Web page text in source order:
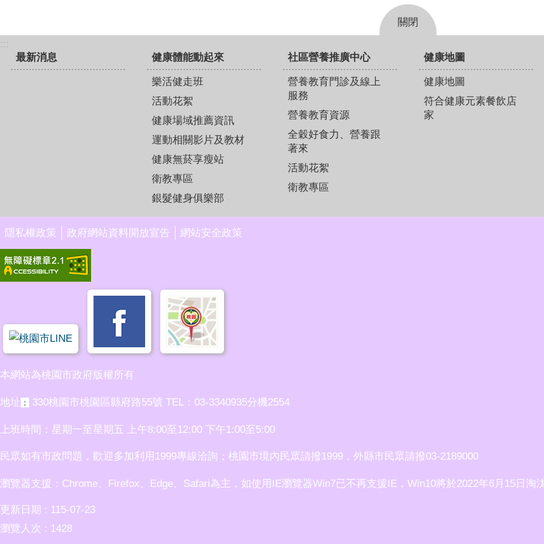
關閉
:::
最新消息
健康體能動起來
樂活健走班
活動花絮
健康場域推薦資訊
運動相關影片及教材
健康無菸享瘦站
衛教專區
銀髮健身俱樂部
社區營養推廣中心
營養教育門診及線上
服務
營養教育資源
全穀好食力、營養跟
著來
活動花絮
衛教專區
健康地圖
健康地圖
符合健康元素餐飲店
家
隱私權政策 政府網站資料開放宣告 網站安全政策
本網站為桃園市政府版權所有
地址 ： 330桃園市桃園區縣府路55號 TEL：03-3340935分機2554
上班時間：星期一至星期五 上午8:00至12:00 下午1:00至5:00
民眾如有市政問題，歡迎多加利用1999專線洽詢；桃園市境內民眾請撥1999，外縣市民眾請撥03-2189000
瀏覽器支援：Chrome、Firefox、Edge、Safari為主，如使用IE瀏覽器Win7已不再支援IE，Win10將於2022年6月15日淘
更新日期
115-07-23
瀏覽人次
1428